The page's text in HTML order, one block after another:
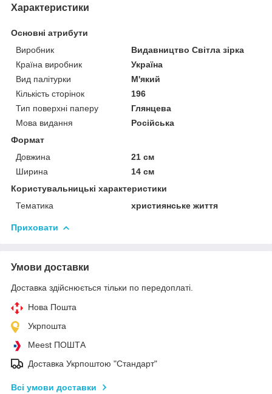
Характеристики
Основні атрибути
Виробник
Видавництво Світла зірка
Країна виробник
Україна
Вид палітурки
М'який
Кількість сторінок
196
Тип поверхні паперу
Глянцева
Мова видання
Російська
Формат
Довжина
21 см
Ширина
14 см
Користувальницькі характеристики
Тематика
християнське життя
Приховати
Умови доставки
Доставка здійснюється тільки по передоплаті.
Нова Пошта
Укрпошта
Meest ПОШТА
Доставка Укрпоштою "Стандарт"
Всі умови доставки